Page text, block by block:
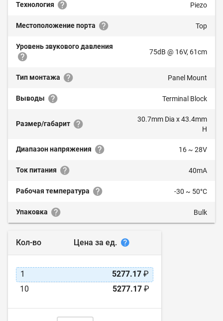
Технология Piezo
Местоположение порта Top
Уровень звукового давления
75dB @ 16V, 61cm
Тип монтажа Panel Mount
Выводы Terminal Block
Размер/габарит
30.7mm Dia x 43.4mm
H
Диапазон напряжения 16 ~ 28V
Ток питания 40mA
Рабочая температура -30 ~ 50°C
Упаковка Bulk
Кол-во Цена за ед.
1 5277.17 ₽
10
5277.17 ₽